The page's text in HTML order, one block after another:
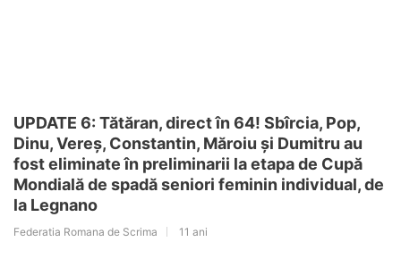
UPDATE 6: Tătăran, direct în 64! Sbîrcia, Pop,
Dinu, Vereș, Constantin, Măroiu și Dumitru au
fost eliminate în preliminarii la etapa de Cupă
Mondială de spadă seniori feminin individual, de
la Legnano
Federatia Romana de Scrima 11 ani